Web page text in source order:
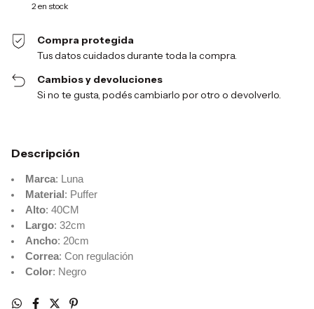
2en stock
Compra protegida
Tus datos cuidados durante toda la compra.
Cambios y devoluciones
Si no te gusta, podés cambiarlo por otro o devolverlo.
Descripción
Marca: Luna
Material : Puffer
Alto: 40CM
Largo: 32cm
Ancho: 20cm
Correa: Con regulación
Color: Negro